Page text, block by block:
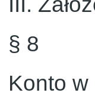
§ 8
Konto